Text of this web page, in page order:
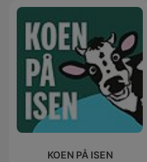
KOEN PÅ ISEN